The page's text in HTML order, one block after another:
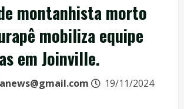
montanhista morto
mobiliza equipe
em Joinville.
19/11/2024